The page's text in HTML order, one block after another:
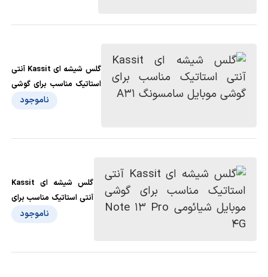
گلس شیشه ای Kassit آنتی
استاتیک مناسب برای گوشی
موبایل سامسونگ A31ناموجود
گلس شیشه ای Kassit
آنتی استاتیک مناسب برای
گوشی موبایل شیائومی
ناموجود